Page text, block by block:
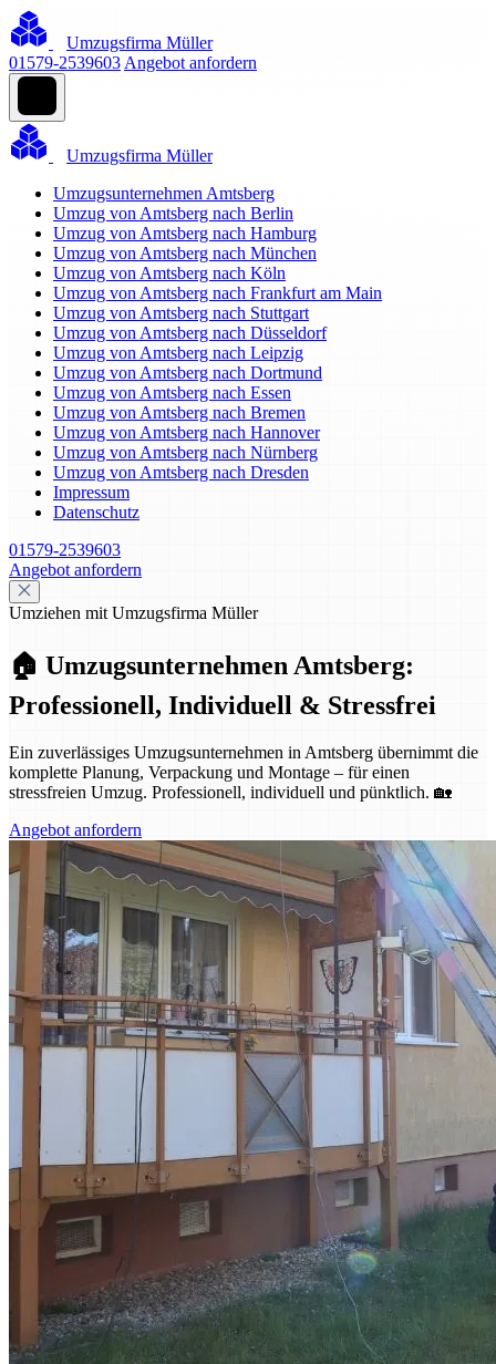
Umzugsfirma Müller
01579-2539603 Angebot anfordern
Umzugsfirma Müller
Umzugsunternehmen Amtsberg
Umzug von Amtsberg nach Berlin
Umzug von Amtsberg nach Hamburg
Umzug von Amtsberg nach München
Umzug von Amtsberg nach Köln
Umzug von Amtsberg nach Frankfurt am Main
Umzug von Amtsberg nach Stuttgart
Umzug von Amtsberg nach Düsseldorf
Umzug von Amtsberg nach Leipzig
Umzug von Amtsberg nach Dortmund
Umzug von Amtsberg nach Essen
Umzug von Amtsberg nach Bremen
Umzug von Amtsberg nach Hannover
Umzug von Amtsberg nach Nürnberg
Umzug von Amtsberg nach Dresden
Impressum
Datenschutz
01579-2539603
Angebot anfordern
Umziehen mit Umzugsfirma Müller
🏠 Umzugsunternehmen Amtsberg:
Professionell, Individuell & Stressfrei
Ein zuverlässiges Umzugsunternehmen in Amtsberg übernimmt die
komplette Planung, Verpackung und Montage – für einen
stressfreien Umzug. Professionell, individuell und pünktlich. 🏡
Angebot anfordern